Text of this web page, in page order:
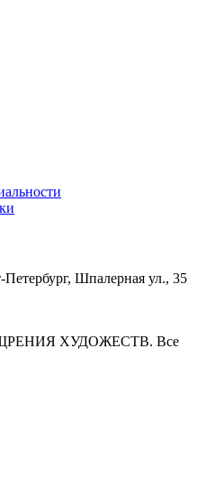
Петербург, Шпалерная ул., 35
ХУДОЖЕСТВ. Все